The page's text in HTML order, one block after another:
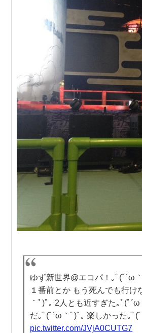
ゆず新世界@エコパ！｡ﾟ(ﾟ´ω
１番前とか もう死んでも行け
｀ﾟ)ﾟ｡ 2人とも近すぎた｡ﾟ(ﾟ
だ｡ﾟ(ﾟ´ω｀ﾟ)ﾟ｡ 楽しかった｡ﾟ(
pic.twitter.com/JVjA0CUTG7